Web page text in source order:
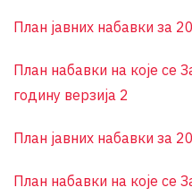
План јавних набавки за
План набавки на које се
годину верзија 2
План јавних набавки за
План набавки на које се